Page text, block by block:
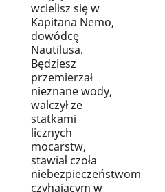
wcielisz się w
Kapitana Nemo,
dowódcę
Nautilusa.
Będziesz
przemierzał
nieznane wody,
walczył ze
statkami
licznych
mocarstw,
stawiał czoła
niebezpieczeństwom
czyhającym w